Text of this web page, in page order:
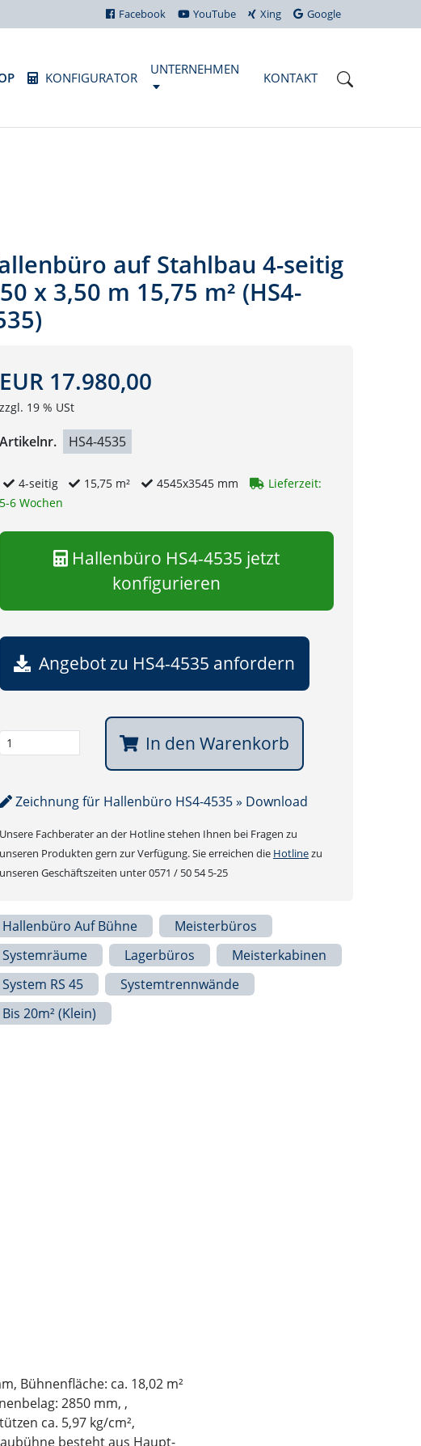
Facebook YouTube Xing Google
KONFIGURATOR
UNTERNEHMEN
KONTAKT
auf Stahlbau 4-seitig
x 3,50 m 15,75 m² (HS4-
EUR 17.980,00
zzgl. 19 % USt
Artikelnr. HS4-4535
4-seitig 15,75 m² 4545x3545 mm
Lieferzeit:
5-6 Wochen
Hallenbüro HS4-4535 jetzt
konfigurieren
Angebot zu HS4-4535 anfordern
In den Warenkorb
Zeichnung für Hallenbüro HS4-4535 » Download
Unsere Fachberater an der Hotline stehen Ihnen bei Fragen zu
unseren Produkten gern zur Verfügung. Sie erreichen die Hotlinezu
unseren Geschäftszeiten unter 0571 / 50 54 5-25
Hallenbüro Auf Bühne
Meisterbüros
Systemräume
Lagerbüros
Meisterkabinen
System RS 45
Systemtrennwände
Bis 20m² (klein)
Bühnenfläche: ca. 18,02 m²
2850 mm, ,
ca. 5,97 kg/cm²,
besteht aus Haupt-